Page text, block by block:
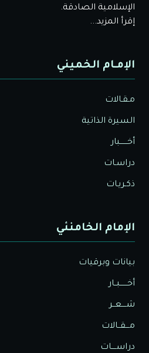
الإسلامية الصادقة.
إقرأ المزيد...
الإمـام الخميني
مـقـالات
السيرة الذاتية
أخــــــبار
دراسـات
ذكـريـات
الإمام الخامنئي
بيانات وبرقيات
أخــــــبــار
شــــعــر
مـــقــالات
دراســــات